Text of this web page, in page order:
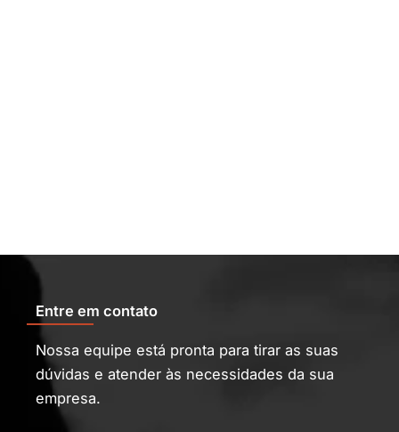
Entre em contato
Nossa equipe está pronta para tirar as suas
dúvidas e atender às necessidades da sua
empresa.